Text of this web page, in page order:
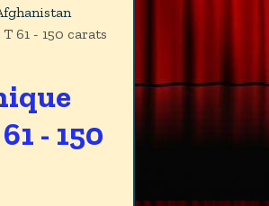
61 - 150 carats
- 150